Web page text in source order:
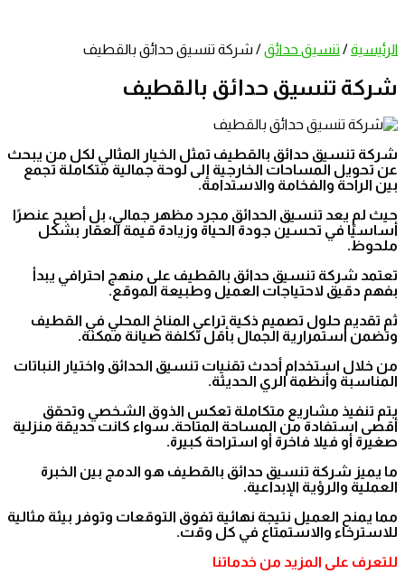
الرئيسية/ تنسيق حدائق/ شركة تنسيق حدائق بالقطيف
شركة تنسيق حدائق بالقطيف
شركة تنسيق حدائق بالقطيف تمثل الخيار المثالي لكل من يبحث
عن تحويل المساحات الخارجية إلى لوحة جمالية متكاملة تجمع
بين الراحة والفخامة والاستدامة.
حيث لم يعد تنسيق الحدائق مجرد مظهر جمالي، بل أصبح عنصرًا
أساسيًا في تحسين جودة الحياة وزيادة قيمة العقار بشكل
ملحوظ.
تعتمد شركة تنسيق حدائق بالقطيف على منهج احترافي يبدأ
بفهم دقيق لاحتياجات العميل وطبيعة الموقع.
ثم تقديم حلول تصميم ذكية تراعي المناخ المحلي في القطيف
وتضمن استمرارية الجمال بأقل تكلفة صيانة ممكنة.
من خلال استخدام أحدث تقنيات تنسيق الحدائق واختيار النباتات
المناسبة وأنظمة الري الحديثة.
يتم تنفيذ مشاريع متكاملة تعكس الذوق الشخصي وتحقق
أقصى استفادة من المساحة المتاحةـ سواء كانت حديقة منزلية
صغيرة أو فيلا فاخرة أو استراحة كبيرة.
ما يميز شركة تنسيق حدائق بالقطيف هو الدمج بين الخبرة
العملية والرؤية الإبداعية.
مما يمنح العميل نتيجة نهائية تفوق التوقعات وتوفر بيئة مثالية
للاسترخاء والاستمتاع في كل وقت.
للتعرف على المزيد من خدماتنا